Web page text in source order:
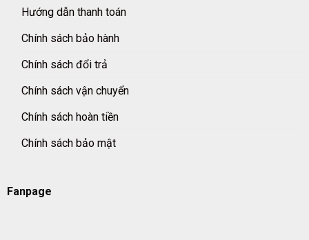
Hướng dẫn thanh toán
Chính sách bảo hành
Chính sách đổi trả
Chính sách vận chuyển
Chính sách hoàn tiền
Chính sách bảo mật
Fanpage